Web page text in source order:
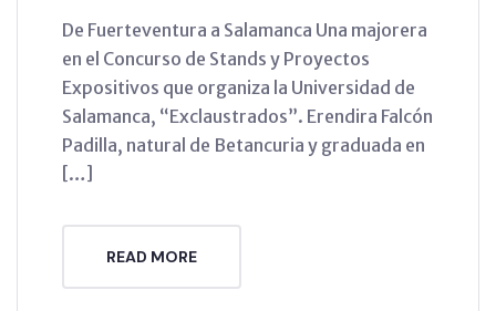
De Fuerteventura a Salamanca Una majorera
en el Concurso de Stands y Proyectos
Expositivos que organiza la Universidad de
Salamanca, “Exclaustrados”. Erendira Falcón
Padilla, natural de Betancuria y graduada en
[…]
READ MORE